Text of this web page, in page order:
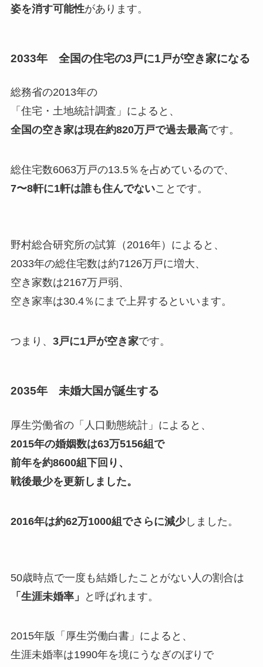
姿を消す可能性があります。
2033年 全国の住宅の3戸に1戸が空き家になる
総務省の2013年の
「住宅・土地統計調査」によると、
全国の空き家は現在約820万戸で過去最高です。
総住宅数6063万戸の13.5％を占めているので、
7〜8軒に1軒は誰も住んでないことです。
野村総合研究所の試算（2016年）によると、
2033年の総住宅数は約7126万戸に増大、
空き家数は2167万戸弱、
空き家率は30.4％にまで上昇するといいます。
つまり、 3戸に1戸が空き家です。
2035年 未婚大国が誕生する
厚生労働省の「人口動態統計」によると、
2015年の婚姻数は63万5156組で
前年を約8600組下回り、
戦後最少を更新しました。
2016年は約62万1000組でさらに減少しました。
50歳時点で一度も結婚したことがない人の割合は
「生涯未婚率」
と呼ばれます。
2015年版「厚生労働白書」によると、
生涯未婚率は1990年を境にうなぎのぼりで